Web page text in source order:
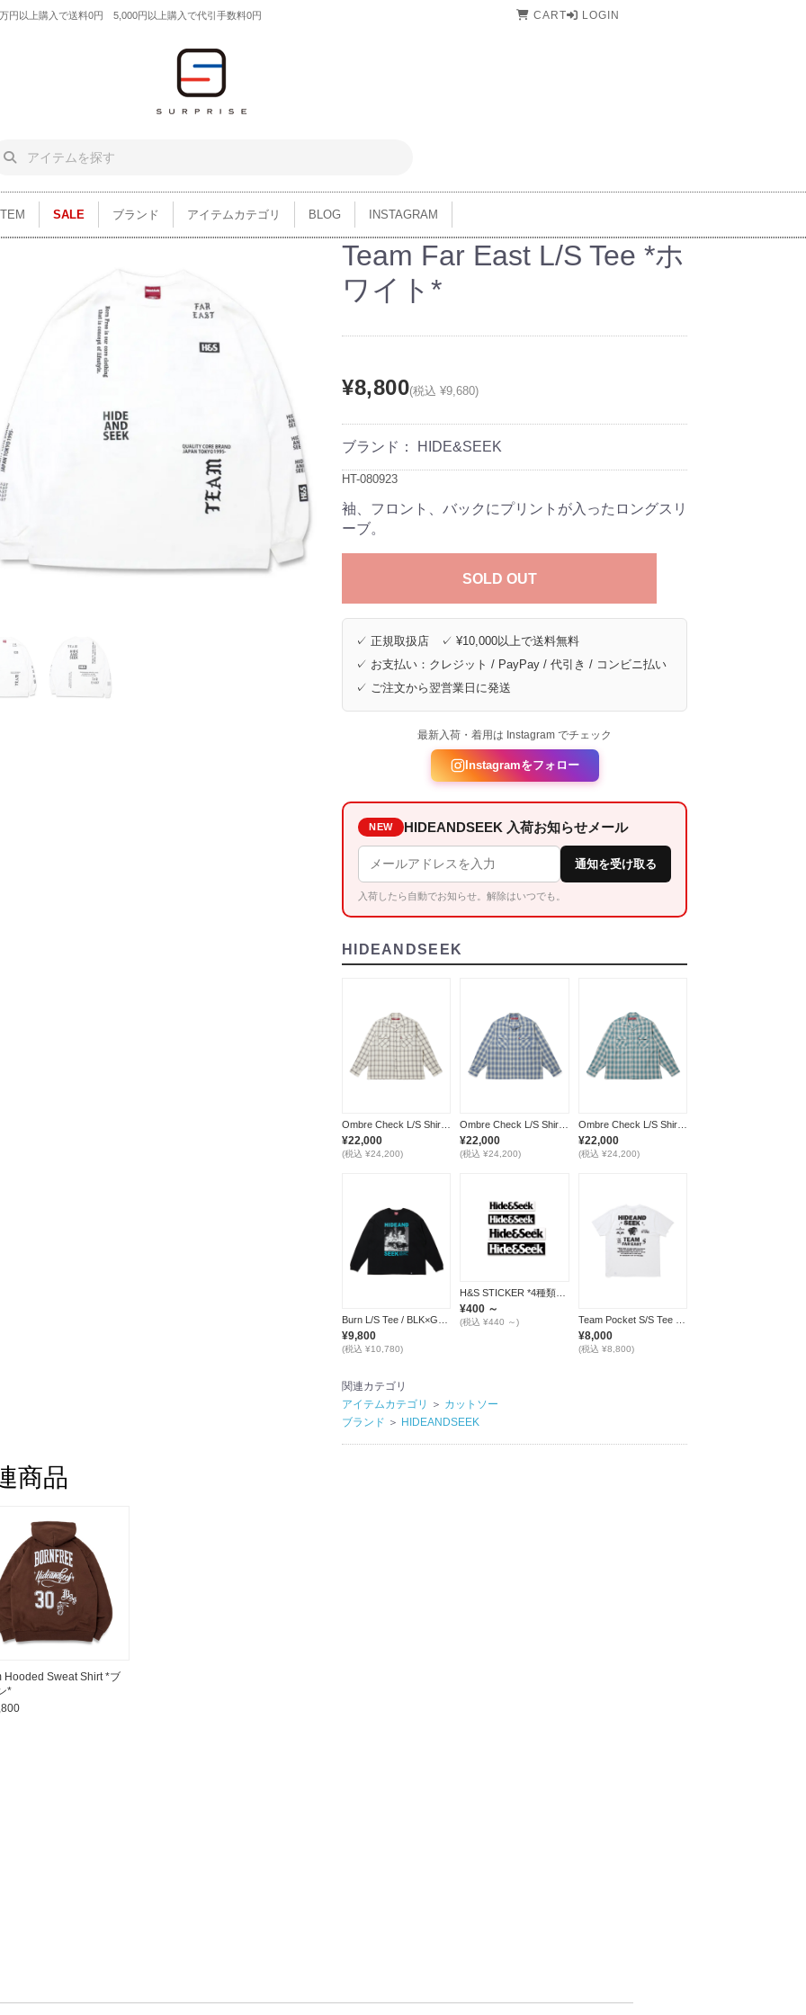
円以上購入で送料0円 5,000円以上購入で代引手数料0円 CART LOGIN
SALE ブランド アイテムカテゴリ BLOG INSTAGRAM
Team Far East L/S Tee *ホ
ワイト*
¥8,800(税込 ¥9,680)
ブランド： HIDE&SEEK
HT-080923
袖、フロント、バックにプリントが入ったロングスリ
ーブ。
SOLD OUT
✓ 正規取扱店 ✓ ¥10,000以上で送料無料
✓ お支払い：クレジット / PayPay / 代引き / コンビニ払い
✓ ご注文から翌営業日に発送
最新入荷・着用は Instagram でチェック
Instagramをフォロー
NEW HIDEANDSEEK 入荷お知らせメール
通知を受け取る
入荷したら自動でお知らせ。解除はいつでも。
HIDEANDSEEK
¥22,000
(税込 ¥24,200)
¥22,000
(税込 ¥24,200)
Ombre Check L/S Shirt(26aw) / GREEN
¥22,000
(税込 ¥24,200)
¥9,800
(税込 ¥10,780)
H&S STICKER *4種類展開*
¥400 ～
(税込 ¥440 ～)
¥8,000
(税込 ¥8,800)
関連カテゴリ
アイテムカテゴリ
＞ カットソー
ブランド ＞ HIDEANDSEEK
商品
Hooded Sweat Shirt *ブ
*